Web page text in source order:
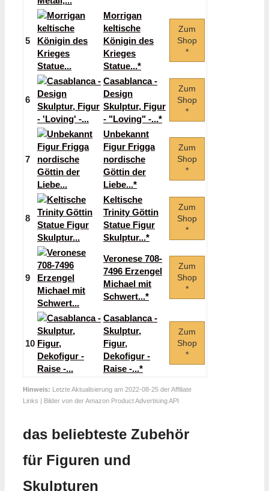
5
Morrigan
keltische
Königin des
Krieges
Statue...*
Zum
Shop
*
6
Casablanca -
Design
Skulptur, Figur
- "Loving" -...*
Zum
Shop
*
7
Unbekannt
Figur Frigga
nordische
Göttin der
Liebe...*
Zum
Shop
*
8
Keltische
Trinity Göttin
Statue Figur
Skulptur...*
Zum
Shop
*
9
Veronese 708-
7496 Erzengel
Michael mit
Schwert...*
Zum
Shop
*
10
Casablanca -
Skulptur,
Figur,
Dekofigur -
Raise -...*
Zum
Shop
*
Hinweis: Letzte Aktualisierung am 2022-08-25 der Affiliate
Links | Bilder von der Amazon Product Advertising API
das beliebteste Zubehör
für Figuren und
Skulpturen